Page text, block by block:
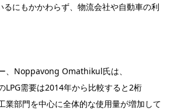
るにもかかわらず、物流会社や自動車の利
、Noppavong Omathikul氏は、
LPG需要は2014年から比較すると2桁
業部門を中心に全体的な使用量が増加して